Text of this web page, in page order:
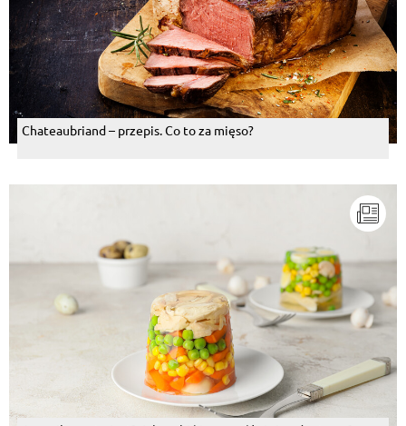
Chateaubriand – przepis. Co to za mięso?